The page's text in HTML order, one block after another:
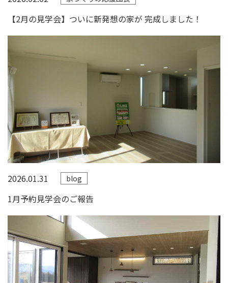
【2月の見学会】ついに新発想の家が 完成しました！
2026.01.31 blog
1月予約見学会のご報告